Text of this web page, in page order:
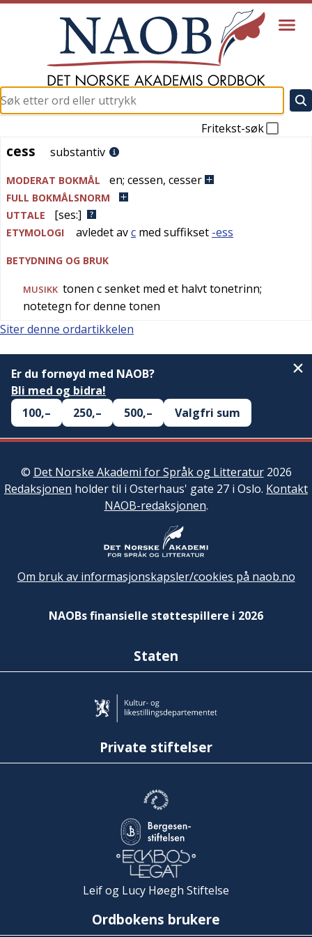
Fritekst-søk
cess
cess substantiv
MODERAT BOKMÅL en; cessen, cesser
FULL BOKMÅLSNORM
UTTALE
[ses:]
ETYMOLOGI avledet avc med suffikset -ess
BETYDNING OG BRUK
MUSIKK tonen c senket med et halvt tonetrinn;
notetegn for denne tonen
Siter denne ordartikkelen
Er du fornøyd med NAOB?
Bli med og bidra!
100,–
250,– 500,– Valgfri sum
© Det Norske Akademi for Språk og Litteratur2026
Redaksjonen holder til i Osterhaus' gate 27 i Oslo. Kontakt
NAOB-redaksjonen.
Om bruk av informasjonskapsler/cookies på naob.no
NAOBs finansielle støttespillere i 2026
Staten
Private stiftelser
Leif og Lucy Høegh Stiftelse
Ordbokens brukere